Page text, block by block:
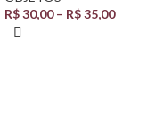
R$30,00 – R$35,00